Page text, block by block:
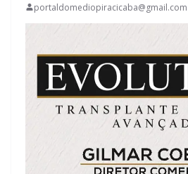
portaldomediopiracicaba@gmail.com